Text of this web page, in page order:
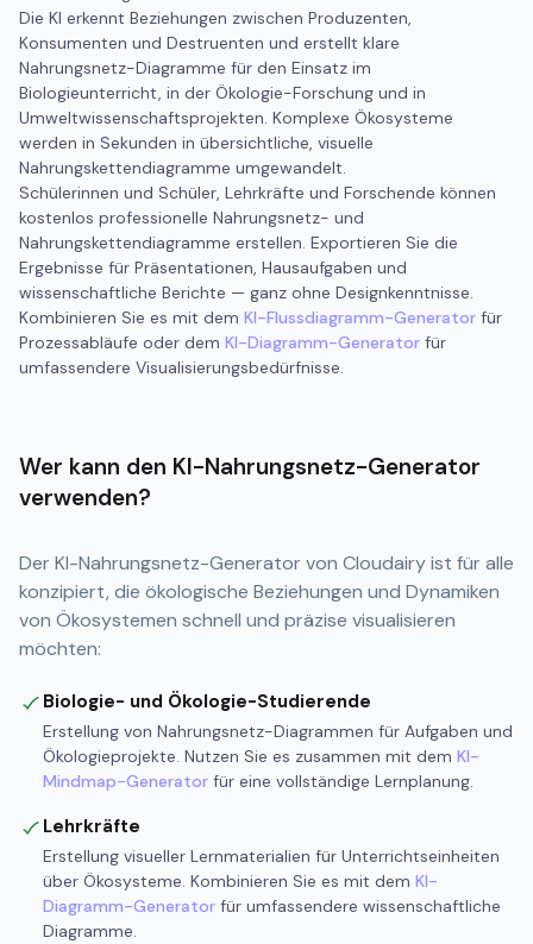
Die KI erkennt Beziehungen zwischen Produzenten,
Konsumenten und Destruenten und erstellt klare
Nahrungsnetz-Diagramme für den Einsatz im
Biologieunterricht, in der Ökologie-Forschung und in
Umweltwissenschaftsprojekten. Komplexe Ökosysteme
werden in Sekunden in übersichtliche, visuelle
Nahrungskettendiagramme umgewandelt.
Schülerinnen und Schüler, Lehrkräfte und Forschende können
kostenlos professionelle Nahrungsnetz- und
Nahrungskettendiagramme erstellen. Exportieren Sie die
Ergebnisse für Präsentationen, Hausaufgaben und
wissenschaftliche Berichte — ganz ohne Designkenntnisse.
Kombinieren Sie es mit dem KI-Flussdiagramm-Generator für
Prozessabläufe oder dem KI-Diagramm-Generator für
umfassendere Visualisierungsbedürfnisse.
Wer kann den KI-Nahrungsnetz-Generator
verwenden?
Der KI-Nahrungsnetz-Generator von Cloudairy ist für alle
konzipiert, die ökologische Beziehungen und Dynamiken
von Ökosystemen schnell und präzise visualisieren
möchten:
Biologie- und Ökologie-Studierende
Erstellung von Nahrungsnetz-Diagrammen für Aufgaben und
Ökologieprojekte. Nutzen Sie es zusammen mit dem KI-
Mindmap-Generator für eine vollständige Lernplanung.
Lehrkräfte
Erstellung visueller Lernmaterialien für Unterrichtseinheiten
über Ökosysteme. Kombinieren Sie es mit dem KI-
Diagramm-Generator für umfassendere wissenschaftliche
Diagramme.